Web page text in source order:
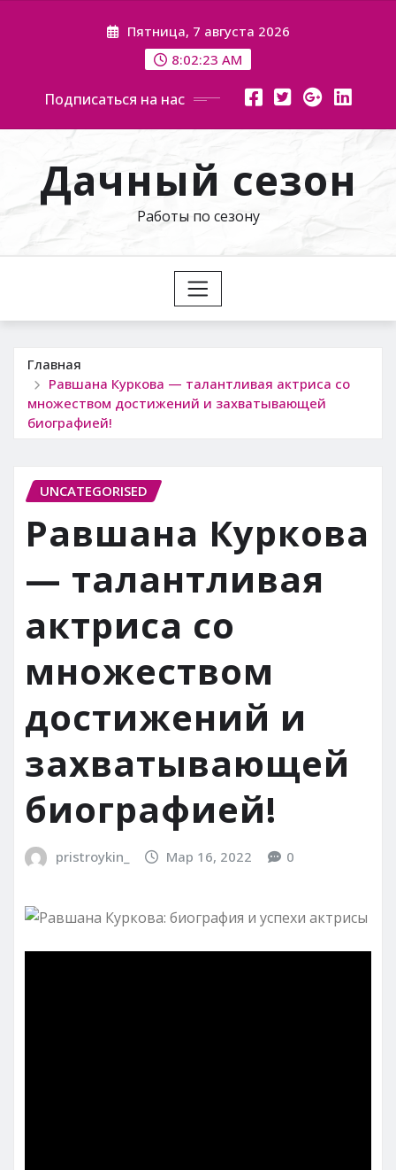
Пятница, 7 августа 2026
8:02:24 AM
Подписаться на нас
Дачный сезон
Работы по сезону
Главная
Равшана Куркова — талантливая актриса со
множеством достижений и захватывающей
биографией!
UNCATEGORISED
Равшана Куркова
— талантливая
актриса со
множеством
достижений и
захватывающей
биографией!
pristroykin_ Мар 16, 2022 0